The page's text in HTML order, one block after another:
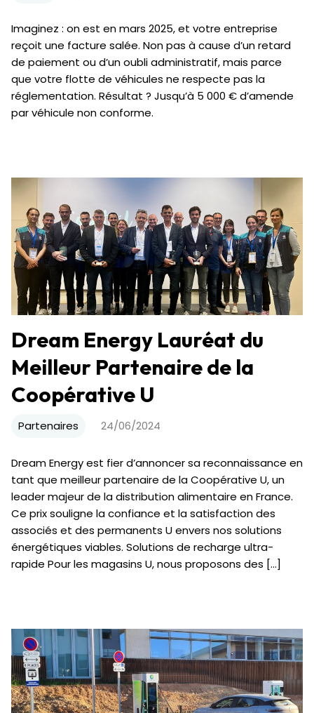
Imaginez : on est en mars 2025, et votre entreprise
reçoit une facture salée. Non pas à cause d’un retard
de paiement ou d’un oubli administratif, mais parce
que votre flotte de véhicules ne respecte pas la
réglementation. Résultat ? Jusqu’à 5 000 € d’amende
par véhicule non conforme.
Dream Energy Lauréat du
Meilleur Partenaire de la
Coopérative U
Partenaires 24/06/2024
Dream Energy est fier d’annoncer sa reconnaissance en
tant que meilleur partenaire de la Coopérative U, un
leader majeur de la distribution alimentaire en France.
Ce prix souligne la confiance et la satisfaction des
associés et des permanents U envers nos solutions
énergétiques viables. Solutions de recharge ultra-
rapide Pour les magasins U, nous proposons des […]